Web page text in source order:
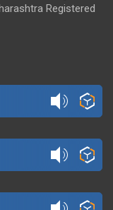
Registered